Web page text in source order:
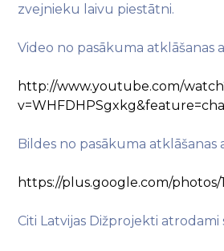
zvejnieku laivu piestātni.
Video no pasākuma atklāšanas
http://www.youtube.com/
Bildes no pasākuma atklāšanas
https://plus.google.com/
Citi Latvijas Dižprojekti atrodami